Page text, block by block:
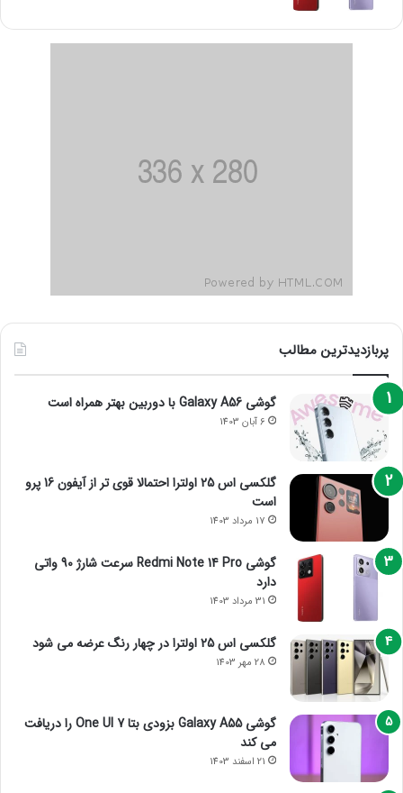
پربازدیدترین مطالب
گوشی Galaxy A56 با دوربین بهتر همراه است
6 آبان 1403
گلکسی اس 25 اولترا احتمالا قوی تر از آیفون 16 پرو
است
17 مرداد 1403
گوشی Redmi Note 14 Pro سرعت شارژ 90 واتی
دارد
31 مرداد 1403
گلکسی اس 25 اولترا در چهار رنگ عرضه می شود
28 مهر 1403
گوشی Galaxy A55 بزودی بتا One UI 7 را دریافت
می کند
21 اسفند 1403